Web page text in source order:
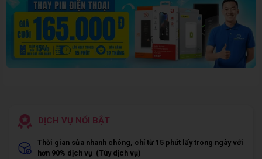
DỊCH VỤ NỔI BẬT
Thời gian sửa nhanh chóng, chỉ từ 15 phút lấy trong ngày với
hơn 90% dịch vụ (Tùy dịch vụ)